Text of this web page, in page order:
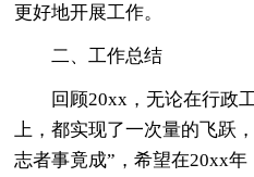
更好地开展工作。
二、工作总结
回顾20xx，无论在行政
上，都实现了一次量的飞跃
志者事竟成”，希望在20xx